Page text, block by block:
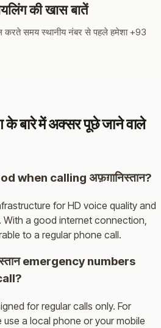
की खास बातें
करते समय स्थानीय नंबर से पहले हमेशा +93
के बारे में अक्सर पूछे जाने वाले
when calling अफ़ग़ानिस्तान?
for HD voice quality and
a good internet connection,
to a regular phone call.
emergency numbers
for regular calls only. For
use a local phone or your mobile